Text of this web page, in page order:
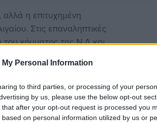
My Personal Information
to third parties, or processing of your
by us, please use the below opt-out
after your opt-out request is processed you
on personal information utilized by us or
αλλά η επιτυχημένη
Στις επαναληπτικές
του κόμματος της Ν.Δ και
πολιτών απέναντι στους